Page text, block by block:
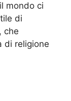
mondo ci
di
che
di religione